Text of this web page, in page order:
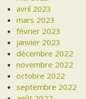
avril 2023
mars 2023
février 2023
janvier 2023
décembre 2022
novembre 2022
octobre 2022
septembre 2022